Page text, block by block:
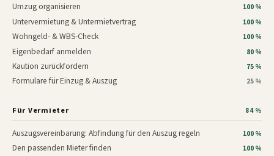
Umzug organisieren 100 %
Untervermietung & Untermietvertrag 100 %
Wohngeld- & WBS-Check 100 %
Eigenbedarf anmelden 80 %
Kaution zurückfordern 75 %
Formulare für Einzug & Auszug 25 %
Für Vermieter 84 %
Auszugsvereinbarung: Abfindung für den Auszug regeln 100 %
Den passenden Mieter finden 100 %